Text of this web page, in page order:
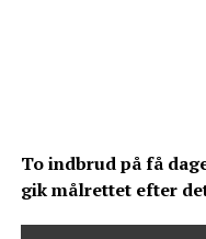
To indbrud på få
gik målrettet efter